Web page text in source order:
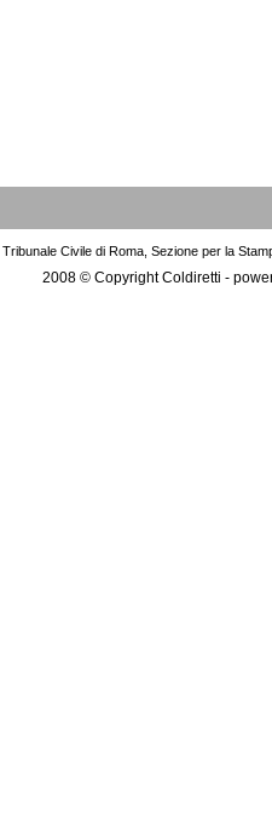
Civile di Roma, Sezione per la
2008 © Copyright Coldiretti -